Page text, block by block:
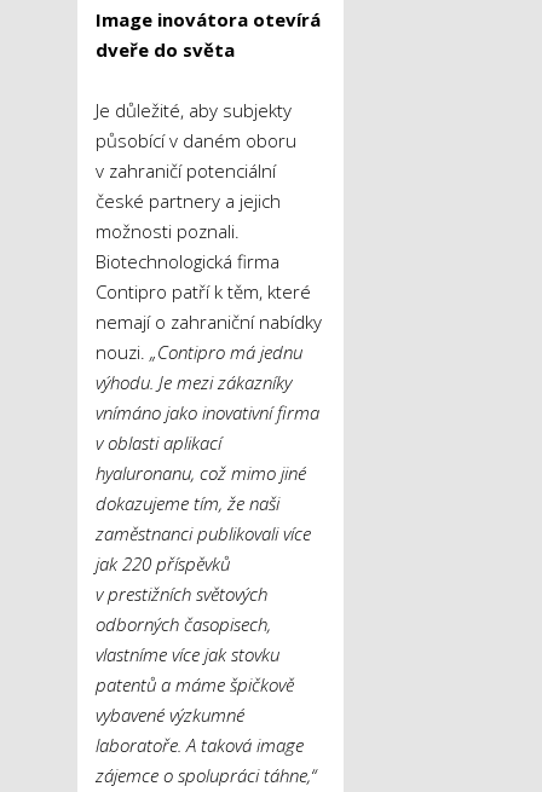
Image inovátora otevírá
dveře do světa
Je důležité, aby subjekty
působící v daném oboru
v zahraničí potenciální
české partnery a jejich
možnosti poznali.
Biotechnologická firma
Contipro patří k těm, které
nemají o zahraniční nabídky
nouzi. „Contipro má jednu
výhodu. Je mezi zákazníky
vnímáno jako inovativní firma
v oblasti aplikací
hyaluronanu, což mimo jiné
dokazujeme tím, že naši
zaměstnanci publikovali více
jak 220 příspěvků
v prestižních světových
odborných časopisech,
vlastníme více jak stovku
patentů a máme špičkově
vybavené výzkumné
laboratoře. A taková image
zájemce o spolupráci táhne,“